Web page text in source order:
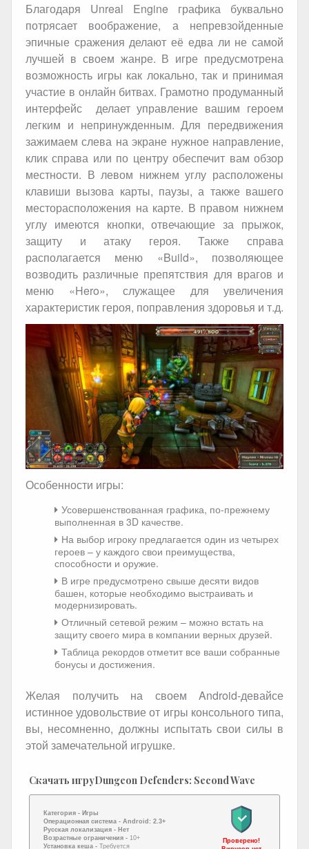
Благодаря Unreal Engine графика буквально
потрясает воображение, а непревзойденные
эпичные сражения делают её едва ли не самой
лучшей в своем жанре. В игре предусмотрена
возможность игры как локально, так и принимая
участие в онлайн битвах. Грамотно продуманный
интерфейс делает управление вашим героем
легким и непринужденным. Для передвижения
зажимаем слева на экране нужное направление,
клик справа или по центру обеспечит вам обзор
местности. В левом нижнем углу расположены
клавиши вызова карты, паузы, а также вашего
месторасположения на карте. В правом нижнем
углу имеются кнопки, отвечающие за прыжок,
защиту и атаку героя. Также справа
располагается меню «Build», позволяющее
возводить различные препятствия для врагов и
меню «Hero», служащее для увеличения
характеристик героя, поправления здоровья и т.д.
Особенности игры:
Усовершенствованная графика, по-прежнему
выполненная в 3D качестве.
На выбор игроку предлагается один из четырех
героев – у каждого свои преимущества,
способности и оружие.
В игре предусмотрено свыше десяти видов
башен, которые необходимо выстраивать и
модернизировать.
Отличный сетевой режим – можно встать на
защиту своего мира в компании верных друзей.
Таблица рекордов отметит все ваши собранные
бонусы и достижения.
Желая получить на своем Android-девайсе
истинное удовольствие от игры консольного типа,
вы, несомненно, должны испытать свои силы в
этой замечательной игрушке.
Скачать игруDungeon Defenders: Second Wave
Категория - Игры
Операционная система - Android: 2.3+
Русская локализация - Нет
Возрастные ограничения - 10+
Установка кеша - Требуется
Проверено!